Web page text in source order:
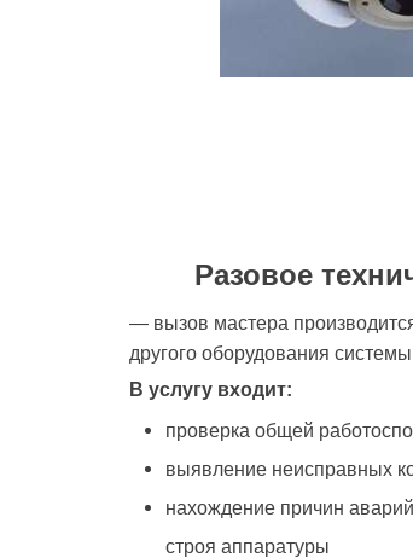
Разовое
— вызов мастера
другого оборудования
В услугу входит:
проверка общей
выявление неисправных
нахождение причин
строя аппаратуры